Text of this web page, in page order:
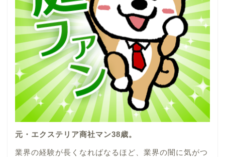
元・エクステリア商社マン38歳。
業界の経験が長くなればなるほど、業界の闇に気がつ